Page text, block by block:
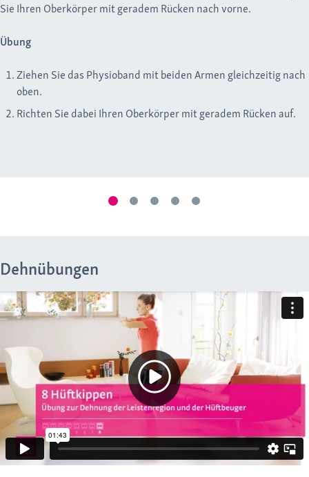
Sie Ihren Oberkörper mit geradem Rücken nach vorne.
Übung
Ziehen Sie das Physioband mit beiden Armen gleichzeitig nach
oben.
Richten Sie dabei Ihren Oberkörper mit geradem Rücken auf.
Dehnübungen